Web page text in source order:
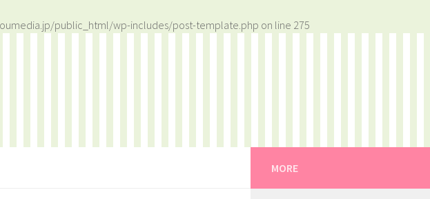
public_html/wp-includes/post-template.php on line 275
MORE